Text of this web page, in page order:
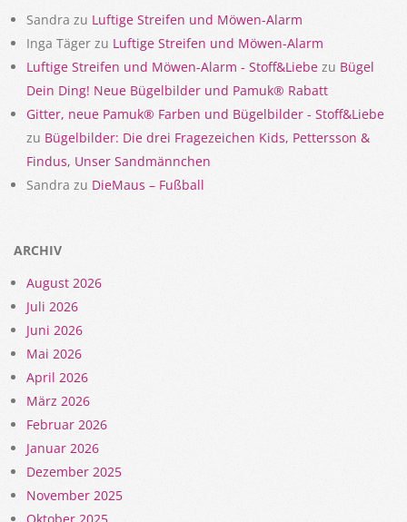
Sandra zu Luftige Streifen und Möwen-Alarm
Inga Täger zu Luftige Streifen und Möwen-Alarm
Luftige Streifen und Möwen-Alarm - Stoff&Liebe zu Bügel
Dein Ding! Neue Bügelbilder und Pamuk® Rabatt
Gitter, neue Pamuk® Farben und Bügelbilder - Stoff&Liebe
zu Bügelbilder: Die drei Fragezeichen Kids, Pettersson &
Findus, Unser Sandmännchen
Sandra zu DieMaus – Fußball
ARCHIV
August 2026
Juli 2026
Juni 2026
Mai 2026
April 2026
März 2026
Februar 2026
Januar 2026
Dezember 2025
November 2025